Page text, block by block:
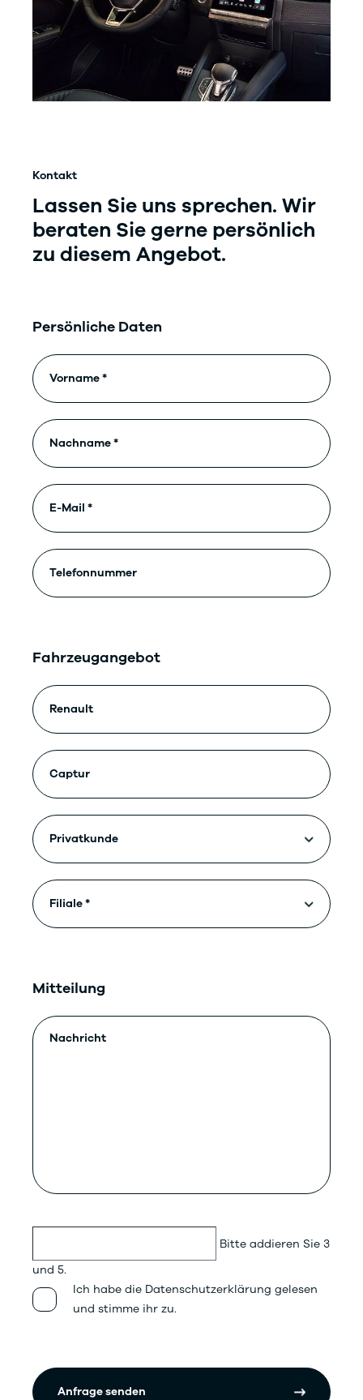
Kontakt
Lassen Sie uns sprechen. Wir
beraten Sie gerne persönlich
zu diesem Angebot.
Persönliche Daten
Fahrzeugangebot
Mitteilung
Bitte addieren Sie 3
und 5.
Ich habe die Datenschutzerklärung gelesen
und stimme ihr zu.
Anfrage senden